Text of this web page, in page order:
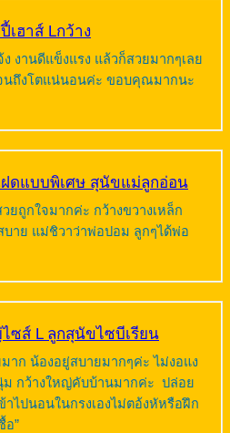
ฮาส์ Lกว้าง
งานดีแข็งแรง แล้วก็สวยมากๆเลย
นถึงโตแน่นอนค่ะ ขอบคุณมากนะ
ดแบบพิเศษ สุนัขแม่ลูกอ่อน
ยถูกใจมากค่ะ กว้างขวางเหล็ก
บาย แม่ชิวาว่าพ่อปอม ลูกๆได้พ่อ
ซส์ L ลูกสุนัขไซบีเรียน
าก น้องอยู่สบายมากๆค่ะ ไม่งอแง
ม กว้างใหญ่คับบ้านมากค่ะ ปล่อย
าไปนอนในกรงเองไม่ตอ้งหัหรือฝึก
อ”